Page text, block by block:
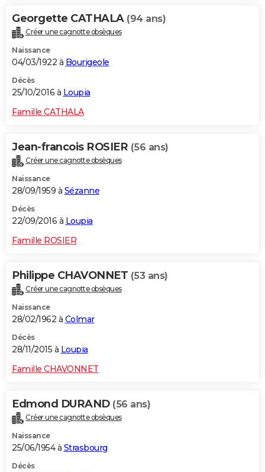
Georgette CATHALA (94 ans)
Créer une cagnotte obsèques
Naissance
04/03/1922 à Bourigeole
Décès
25/10/2016 à Loupia
Famille CATHALA
Jean-francois ROSIER (56 ans)
Créer une cagnotte obsèques
Naissance
28/09/1959 à Sézanne
Décès
22/09/2016 à Loupia
Famille ROSIER
Philippe CHAVONNET (53 ans)
Créer une cagnotte obsèques
Naissance
28/02/1962 à Colmar
Décès
28/11/2015 à Loupia
Famille CHAVONNET
Edmond DURAND (56 ans)
Créer une cagnotte obsèques
Naissance
25/06/1954 à Strasbourg
Décès